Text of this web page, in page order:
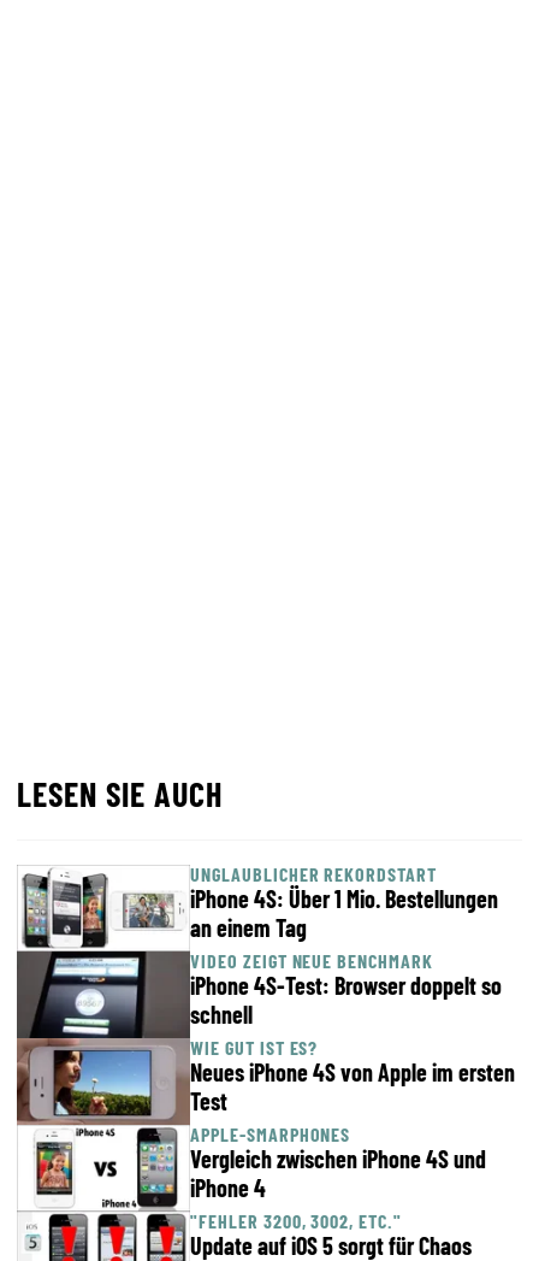
LESEN SIE AUCH
UNGLAUBLICHER REKORDSTART
iPhone 4S: Über 1 Mio. Bestellungen
an einem Tag
VIDEO ZEIGT NEUE BENCHMARK
iPhone 4S-Test: Browser doppelt so
schnell
WIE GUT IST ES?
Neues iPhone 4S von Apple im ersten
Test
APPLE-SMARPHONES
Vergleich zwischen iPhone 4S und
iPhone 4
"FEHLER 3200, 3002, ETC."
Update auf iOS 5 sorgt für Chaos